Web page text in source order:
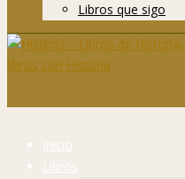
Libros que sigo
Inicio
Libros